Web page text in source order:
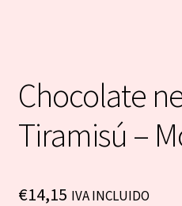
Chocolate
Tiramisú –
€14,15 IVA INCLUIDO